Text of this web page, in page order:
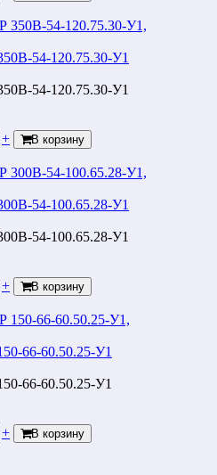
54-120.75.30-У1
54-120.75.30-У1
+ В корзину
54-100.65.28-У1
54-100.65.28-У1
+ В корзину
66-60.50.25-У1
66-60.50.25-У1
+ В корзину